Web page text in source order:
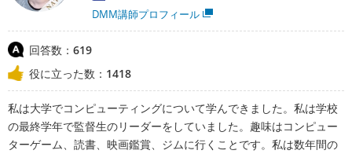
DMM講師プロフィール
回答数： 619
役に立った数： 1418
私は大学でコンピューティングについて学んできました。私は学校
の最終学年で監督生のリーダーをしていました。趣味はコンピュー
ターゲーム、読書、映画鑑賞、ジムに行くことです。私は数年間の